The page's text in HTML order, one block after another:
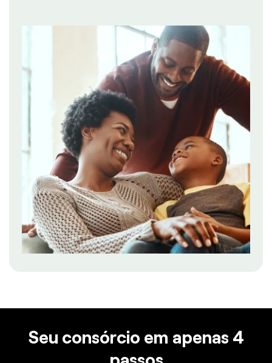
Seu consórcio em apenas 4